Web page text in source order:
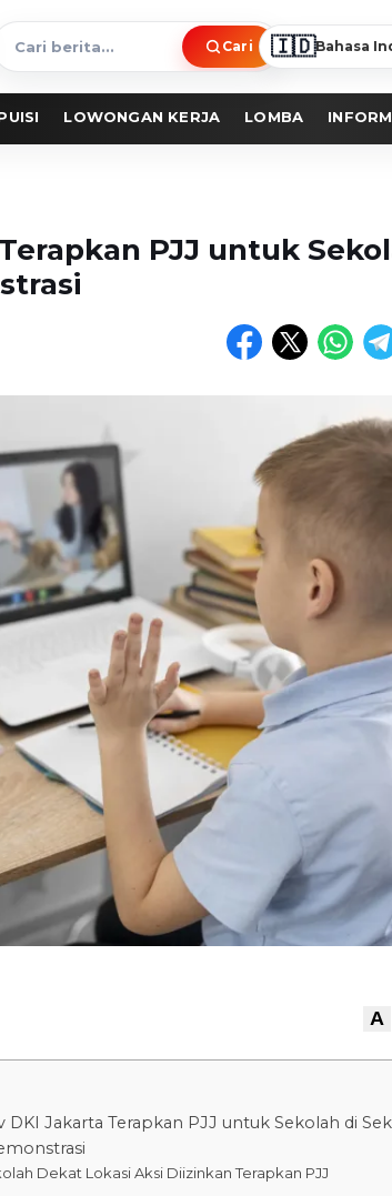
Cari
berita
Cari 🇮🇩Bahasa
LOWONGAN KERJA LOMBA
PJJ untuk
A
DKI Jakarta Terapkan PJJ untuk Sekolah di
Dekat Lokasi Aksi Diizinkan Terapkan PJJ